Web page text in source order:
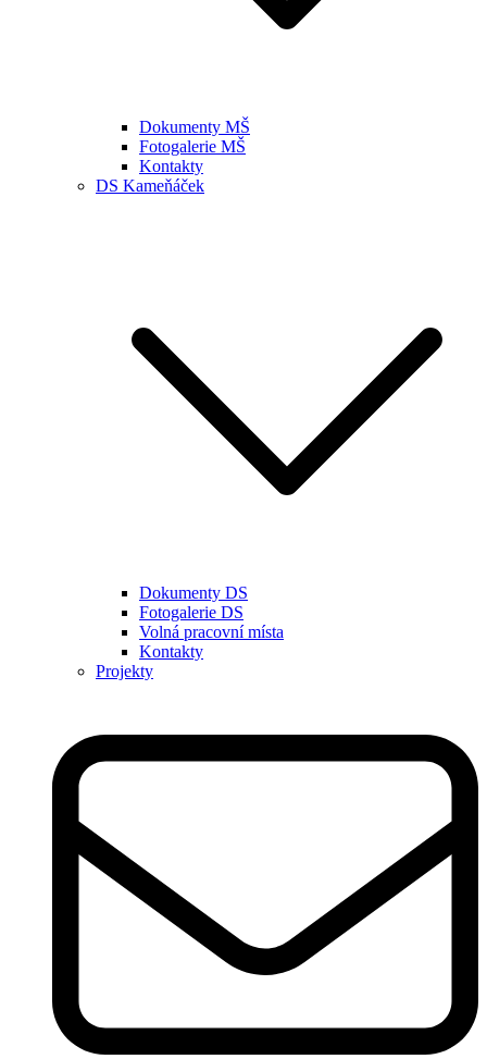
Dokumenty MŠ
Fotogalerie MŠ
Kontakty
DS Kameňáček
Dokumenty DS
Fotogalerie DS
Volná pracovní místa
Kontakty
Projekty